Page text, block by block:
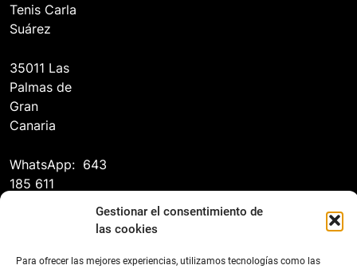
Gestionar el consentimiento de
las cookies
Para ofrecer las mejores experiencias, utilizamos tecnologías como las
Tenis Carla
Suárez
35011 Las
Palmas de
Gran
Canaria
WhatsApp: 643
185 611